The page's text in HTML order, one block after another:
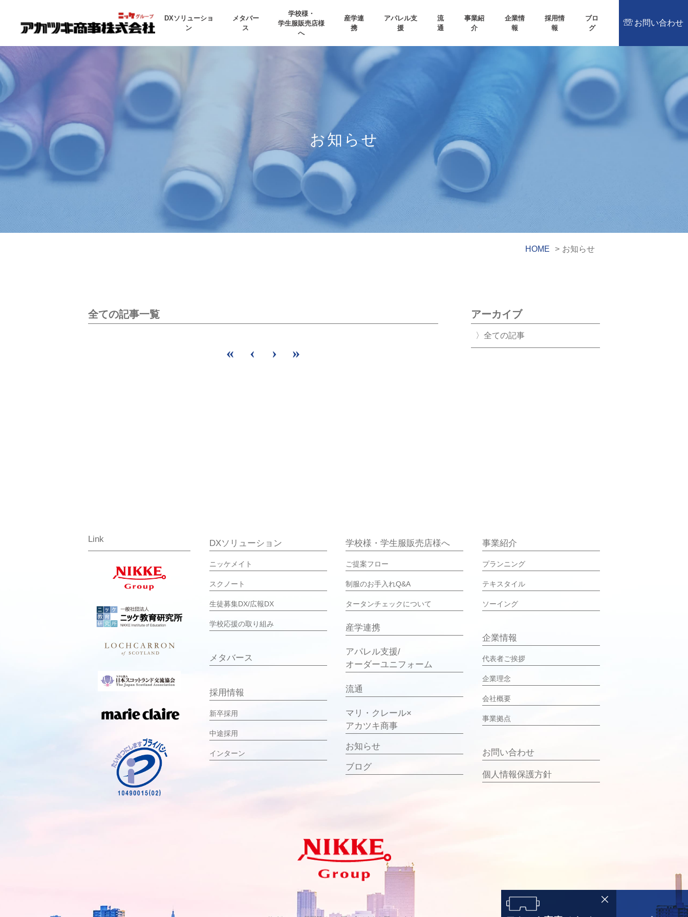
DXソリューショ
ン
メタバー
ス
学校様・
学生服販売店様
へ
産学連
携
アパレル支
援
流
通
事業紹
介
企業情
報
採用情
報
ブロ
グ
お問い合わせ
お知らせ
HOME > お知らせ
全ての記事一覧 アーカイブ
全ての記事
Link DXソリューション
ニッケメイト
スクノート
生徒募集DX/広報DX
学校応援の取り組み
メタバース
採用情報
新卒採用
中途採用
インターン
学校様・学生服販売店様へ
ご提案フロー
制服のお手入れQ&A
タータンチェックについて
産学連携
アパレル支援/
オーダーユニフォーム
流通
マリ・クレール×
アカツキ商事
お知らせ
ブログ
事業紹介
プランニング
テキスタイル
ソーイング
企業情報
代表者ご挨拶
企業理念
会社概要
事業拠点
お問い合わせ
個人情報保護方針